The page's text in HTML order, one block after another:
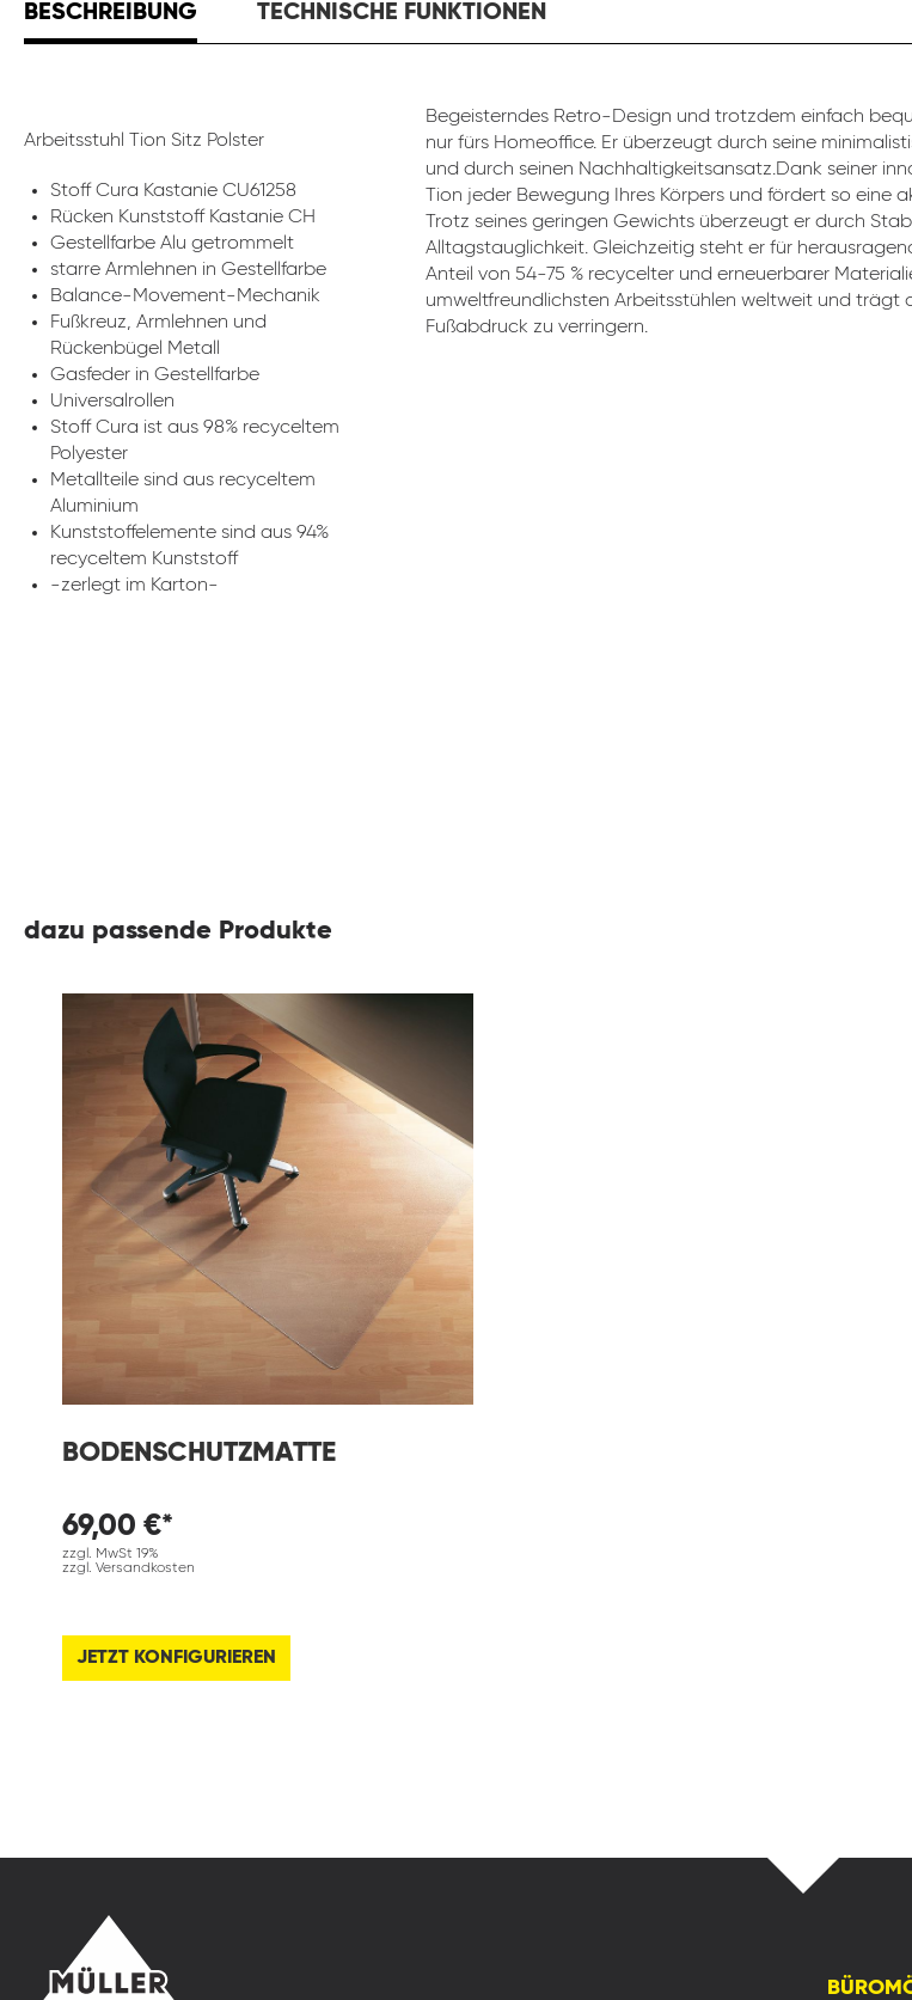
BESCHREIBUNG TECHNISCHE FUNKTIONEN
Arbeitsstuhl Tion Sitz Polster
Stoff Cura Kastanie CU61258
Rücken Kunststoff Kastanie CH
Gestellfarbe Alu getrommelt
starre Armlehnen in Gestellfarbe
Balance-Movement-Mechanik
Fußkreuz, Armlehnen und
Rückenbügel Metall
Gasfeder in Gestellfarbe
Universalrollen
Stoff Cura ist aus 98% recyceltem
Polyester
Metallteile sind aus recyceltem
Aluminium
Kunststoffelemente sind aus 94%
recyceltem Kunststoff
-zerlegt im Karton-
Begeisterndes Retro-Design und trotzdem einfach
nur fürs Homeoffice. Er überzeugt durch seine
und durch seinen Nachhaltigkeitsansatz.Dank seiner
Tion jeder Bewegung Ihres Körpers und fördert so eine
Trotz seines geringen Gewichts überzeugt er durch
Alltagstauglichkeit. Gleichzeitig steht er für
Anteil von 54-75 % recycelter und erneuerbarer
umweltfreundlichsten Arbeitsstühlen weltweit und trägt
Fußabdruck zu verringern.
dazu passende Produkte
BODENSCHUTZMATTE
69,00 €*
zzgl. MwSt 19%
zzgl. Versandkosten
JETZT KONFIGURIEREN